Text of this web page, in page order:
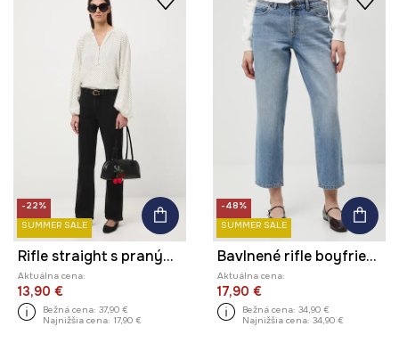
-22%
SUMMER SALE
Rifle straight s praným efektom
Aktuálna cena:
13,90 €
Bežná cena: 37,90 €
Najnižšia cena: 17,90 €
-48%
SUMMER SALE
Bavlnené rifle boyfriend s praným efektom
Aktuálna cena:
17,90 €
Bežná cena: 34,90 €
Najnižšia cena: 34,90 €